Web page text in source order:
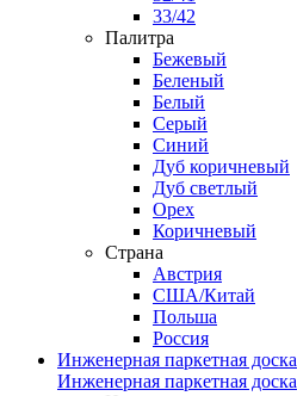
33/42
Палитра
Бежевый
Беленый
Белый
Серый
Синий
Дуб коричневый
Дуб светлый
Орех
Коричневый
Страна
Австрия
США/Китай
Польша
Россия
Инженерная паркетная доска
Инженерная паркетная доска